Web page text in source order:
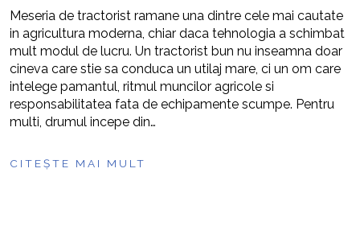
Meseria de tractorist ramane una dintre cele mai cautate
in agricultura moderna, chiar daca tehnologia a schimbat
mult modul de lucru. Un tractorist bun nu inseamna doar
cineva care stie sa conduca un utilaj mare, ci un om care
intelege pamantul, ritmul muncilor agricole si
responsabilitatea fata de echipamente scumpe. Pentru
multi, drumul incepe din…
CITEȘTE MAI MULT